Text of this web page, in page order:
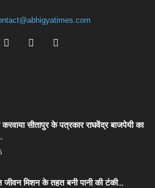
सीतापुर के पत्रकार राघवेंद्र बाजपेयी का
जीवन मिशन के तहत बनी पानी की टंकी...